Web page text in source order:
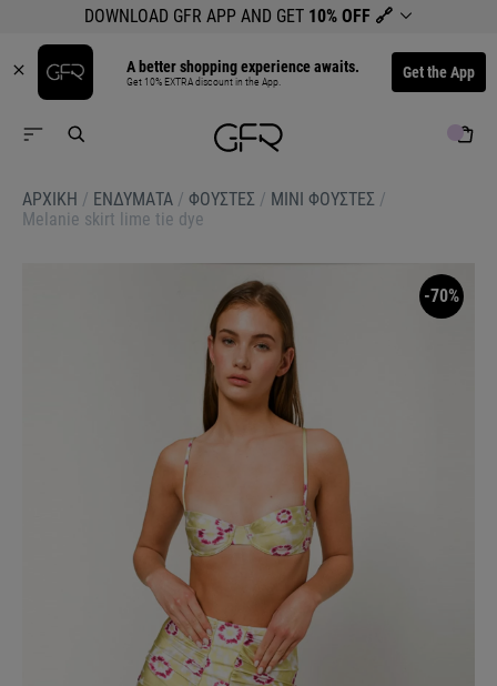
DOWNLOAD GFR APP AND GET 10% OFF 🔗
A better shopping experience awaits.
Get 10% EXTRA discount in the App. Get the App
ΑΡΧΙΚΉ / ΕΝΔΥΜΑΤΑ / ΦΟΥΣΤΕΣ / ΜΙΝΙ ΦΟΥΣΤΕΣ /
Melanie skirt lime tie dye
-70%